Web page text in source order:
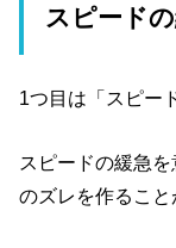
スピード
1つ目は「スピー
スピードの緩急
のズレを作ること